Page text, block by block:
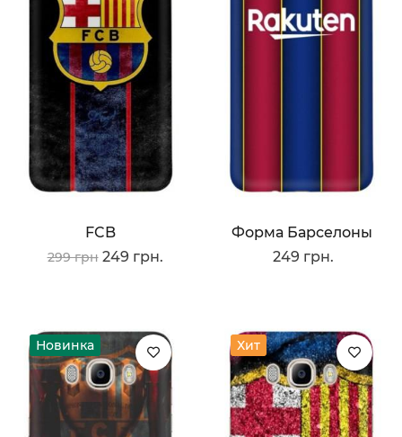
FCB
299 грн 249 грн.
Форма Барселоны
249 грн.
Новинка Хит